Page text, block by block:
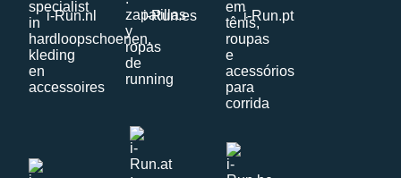
i-Run.nl i-Run.es i-Run.pt